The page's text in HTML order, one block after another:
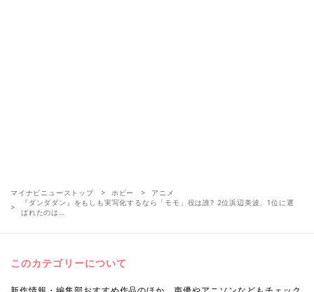
マイナビニューストップ ホビー
アニメ
『ダンダダン』をもしも実写化するなら「モモ」役は誰? 2位浜辺美波、1位に選
ばれたのは…
このカテゴリーについて